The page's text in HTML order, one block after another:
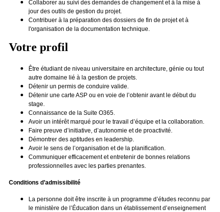
Collaborer au suivi des demandes de changement et à la mise à
jour des outils de gestion du projet.
Contribuer à la préparation des dossiers de fin de projet et à
l'organisation de la documentation technique.
Votre profil
Être étudiant de niveau universitaire en architecture, génie ou tout
autre domaine lié à la gestion de projets.
Détenir un permis de conduire valide.
Détenir une carte ASP ou en voie de l’obtenir avant le début du
stage.
Connaissance de la Suite O365.
Avoir un intérêt marqué pour le travail d’équipe et la collaboration.
Faire preuve d’initiative, d’autonomie et de proactivité.
Démontrer des aptitudes en leadership.
Avoir le sens de l’organisation et de la planification.
Communiquer efficacement et entretenir de bonnes relations
professionnelles avec les parties prenantes.
Conditions d’admissibilité
La personne doit être inscrite à un programme d’études reconnu par
le ministère de l’Éducation dans un établissement d’enseignement